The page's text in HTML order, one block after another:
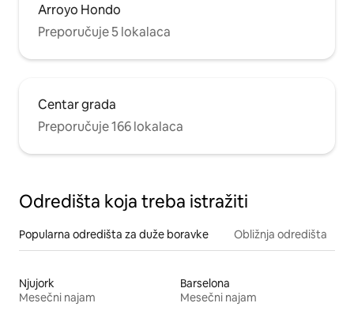
Arroyo Hondo
Preporučuje 5 lokalaca
Centar grada
Preporučuje 166 lokalaca
Odredišta koja treba istražiti
Popularna odredišta za duže boravke Obližnja odredišta
Njujork
Mesečni najam
Barselona
Mesečni najam